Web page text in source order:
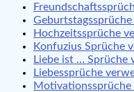
Hochzeitssprüche
Konfuzius Sprüche
Liebe ist … Sprüche
Liebessprüche
Motivationssprüche